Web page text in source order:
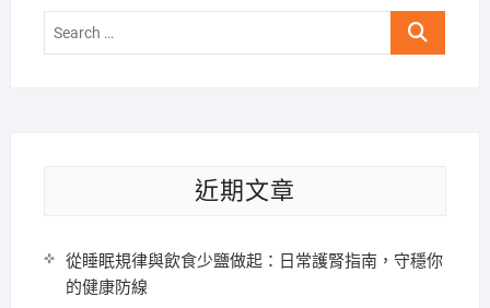
Search
近期文章
從睡眠規律與飲食少鹽做起：日常護腎指南，守穩你
的健康防線